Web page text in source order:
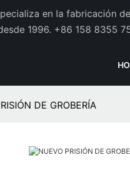
en la fabricación
1996. +86 158 8355
DE GROBERÍA